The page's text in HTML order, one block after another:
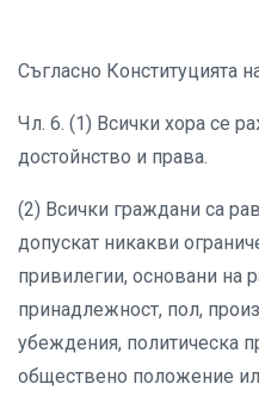
Съгласно Конституцията
Чл. 6. (1) Всички хора се
достойнство и права.
(2) Всички граждани са
допускат никакви
привилегии, основани на
принадлежност, пол,
убеждения, политическа
обществено положение